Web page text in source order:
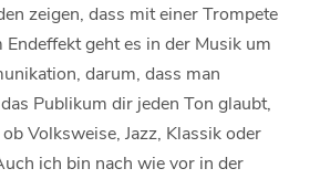
zeigen, dass mit einer Trompete
geht es in der Musik um
darum, dass man
Publikum dir jeden Ton glaubt,
Volksweise, Jazz, Klassik oder
ich bin nach wie vor in der